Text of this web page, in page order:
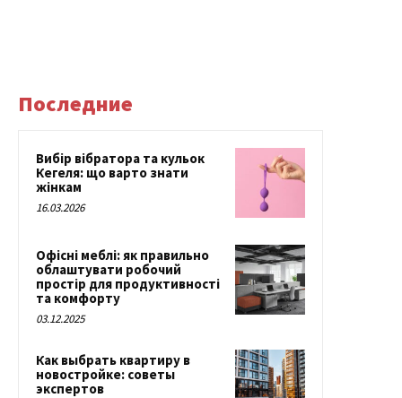
Последние
Вибір вібратора та кульок
Кегеля: що варто знати
жінкам
16.03.2026
Офісні меблі: як правильно
облаштувати робочий
простір для продуктивності
та комфорту
03.12.2025
Как выбрать квартиру в
новостройке: советы
экспертов